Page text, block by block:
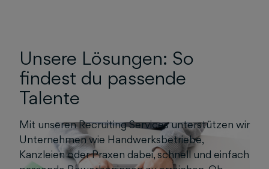
Unsere Lösungen: So
findest du passende
Talente
Mit unseren Recruiting Services unterstützen wir
Unternehmen wie Handwerksbetriebe,
Kanzleien oder Praxen dabei, schnell und einfach